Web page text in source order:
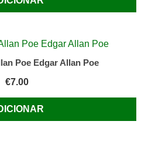
Poe Edgar Allan Poe
€7.00